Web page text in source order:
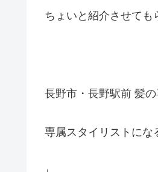
ちょいと紹介させても
長野市・長野駅前 髪
専属スタイリストにな